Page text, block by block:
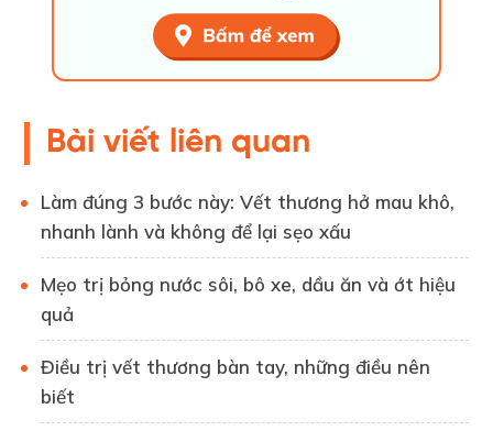
Bài viết liên quan
Làm đúng 3 bước này: Vết thương hở mau khô,
nhanh lành và không để lại sẹo xấu
Mẹo trị bỏng nước sôi, bô xe, dầu ăn và ớt hiệu
quả
Điều trị vết thương bàn tay, những điều nên
biết